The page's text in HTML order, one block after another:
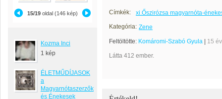
15/19 oldal (146 kép)
Kozma Inci
1 kép
ÉLETMŰDÍJASOK
a
Magyarnótaszerzők
és Énekesek
Címkék:
xi.Őszirózsa magyarnóta-
Kategória: Zene
Feltöltötte: Komáromi-Szabó Gyula 15
Látta 412 ember.